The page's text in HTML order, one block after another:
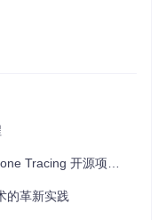
开源项目推荐
的革新实践